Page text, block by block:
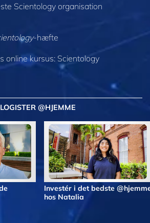
Scientology organisation
-hæfte
online kursus: Scientology
@HJEMME
Investér i det bedste
hos Natalia